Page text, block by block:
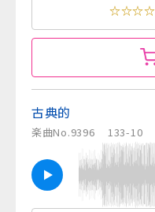
古典的
楽曲No.9396 133-10